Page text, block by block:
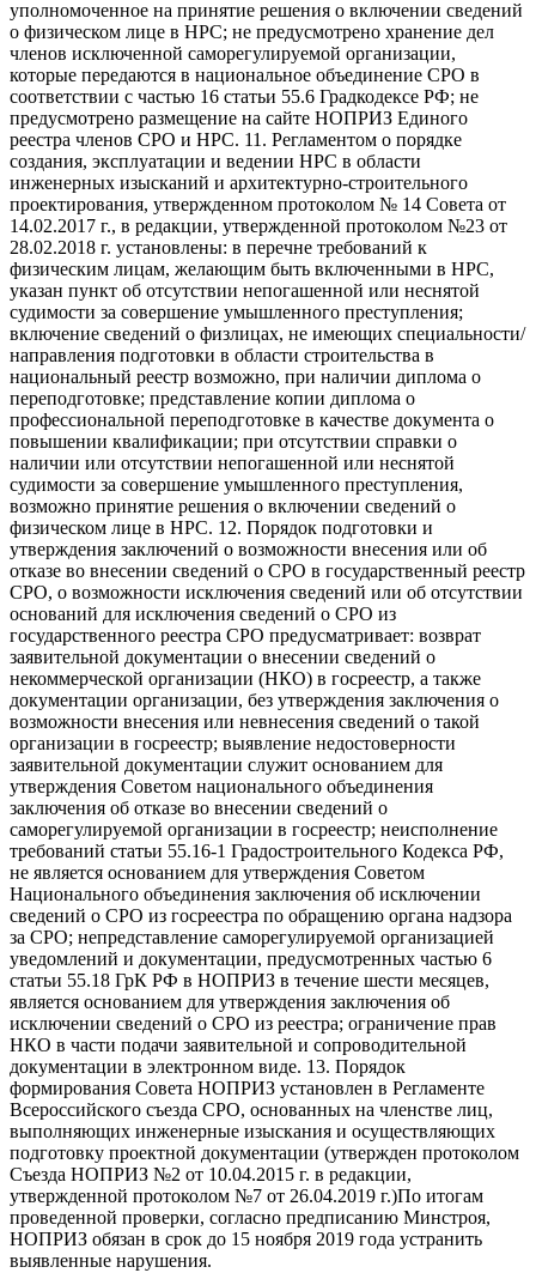
уполномоченное на принятие решения о включении сведений
о физическом лице в НРС; не предусмотрено хранение дел
членов исключенной саморегулируемой организации,
которые передаются в национальное объединение СРО в
соответствии с частью 16 статьи 55.6 Градкодексе РФ; не
предусмотрено размещение на сайте НОПРИЗ Единого
реестра членов СРО и НРС. 11. Регламентом о порядке
создания, эксплуатации и ведении НРС в области
инженерных изысканий и архитектурно-строительного
проектирования, утвержденном протоколом № 14 Совета от
14.02.2017 г., в редакции, утвержденной протоколом №23 от
28.02.2018 г. установлены: в перечне требований к
физическим лицам, желающим быть включенными в НРС,
указан пункт об отсутствии непогашенной или неснятой
судимости за совершение умышленного преступления;
включение сведений о физлицах, не имеющих специальности/
направления подготовки в области строительства в
национальный реестр возможно, при наличии диплома о
переподготовке; представление копии диплома о
профессиональной переподготовке в качестве документа о
повышении квалификации; при отсутствии справки о
наличии или отсутствии непогашенной или неснятой
судимости за совершение умышленного преступления,
возможно принятие решения о включении сведений о
физическом лице в НРС. 12. Порядок подготовки и
утверждения заключений о возможности внесения или об
отказе во внесении сведений о СРО в государственный реестр
СРО, о возможности исключения сведений или об отсутствии
оснований для исключения сведений о СРО из
государственного реестра СРО предусматривает: возврат
заявительной документации о внесении сведений о
некоммерческой организации (НКО) в госреестр, а также
документации организации, без утверждения заключения о
возможности внесения или невнесения сведений о такой
организации в госреестр; выявление недостоверности
заявительной документации служит основанием для
утверждения Советом национального объединения
заключения об отказе во внесении сведений о
саморегулируемой организации в госреестр; неисполнение
требований статьи 55.16-1 Градостроительного Кодекса РФ,
не является основанием для утверждения Советом
Национального объединения заключения об исключении
сведений о СРО из госреестра по обращению органа надзора
за СРО; непредставление саморегулируемой организацией
уведомлений и документации, предусмотренных частью 6
статьи 55.18 ГрК РФ в НОПРИЗ в течение шести месяцев,
является основанием для утверждения заключения об
исключении сведений о СРО из реестра; ограничение прав
НКО в части подачи заявительной и сопроводительной
документации в электронном виде. 13. Порядок
формирования Совета НОПРИЗ установлен в Регламенте
Всероссийского съезда СРО, основанных на членстве лиц,
выполняющих инженерные изыскания и осуществляющих
подготовку проектной документации (утвержден протоколом
Съезда НОПРИЗ №2 от 10.04.2015 г. в редакции,
утвержденной протоколом №7 от 26.04.2019 г.)По итогам
проведенной проверки, согласно предписанию Минстроя,
НОПРИЗ обязан в срок до 15 ноября 2019 года устранить
выявленные нарушения.